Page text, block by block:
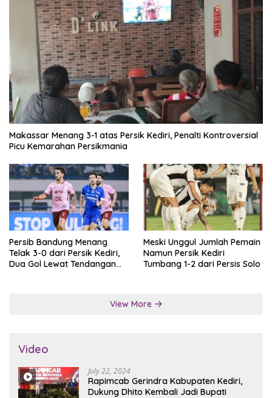
Makassar Menang 3-1 atas Persik Kediri, Penalti Kontroversial
Picu Kemarahan Persikmania
Persib Bandung Menang
Telak 3-0 dari Persik Kediri,
Dua Gol Lewat Tendangan
Meski Unggul Jumlah Pemain
Namun Persik Kediri
Tumbang 1-2 dari Persis Solo
View More
Video
July 22, 2024
Rapimcab Gerindra Kabupaten Kediri,
Dukung Dhito Kembali Jadi Bupati